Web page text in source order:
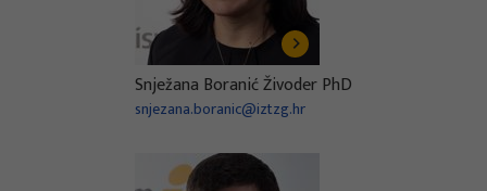
Snježana Boranić Živoder PhD
snjezana.boranic@iztzg.hr